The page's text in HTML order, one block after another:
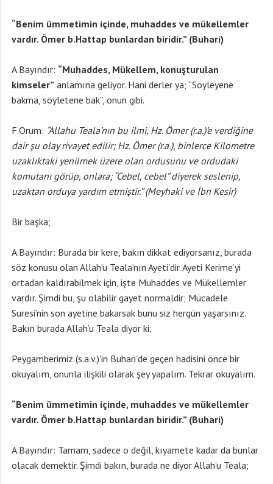
“Benim ümmetimin içinde, muhaddes ve mükellemler
vardır. Ömer b.Hattap bunlardan biridir.” (Buhari)
A.Bayındır: “Muhaddes, Mükellem, konuşturulan
kimseler” anlamına geliyor. Hani derler ya; “Söyleyene
bakma, söyletene bak”, onun gibi.
F.Orum: “Allahu Teala’nın bu ilmi, Hz. Ömer (r.a.)’e verdiğine
dair şu olay rivayet edilir; Hz. Ömer (r.a.), binlerce Kilometre
uzaklıktaki yenilmek üzere olan ordusunu ve ordudaki
komutanı görüp, onlara; “Cebel, cebel” diyerek seslenip,
uzaktan orduya yardım etmiştir.” (Meyhaki ve İbn Kesir)
Bir başka;
A.Bayındır: Burada bir kere, bakın dikkat ediyorsanız, burada
söz konusu olan Allah’u Teala’nın Ayeti’dir. Ayeti Kerime’yi
ortadan kaldırabilmek için, işte Muhaddes ve Mükellemler
vardır. Şimdi bu, şu olabilir gayet normaldir; Mücadele
Suresi’nin son ayetine bakarsak bunu siz hergün yaşarsınız.
Bakın burada Allah’u Teala diyor ki;
Peygamberimiz (s.a.v.)’in Buhari’de geçen hadisini önce bir
okuyalım, onunla ilişkili olarak şey yapalım. Tekrar okuyalım.
“Benim ümmetimin içinde, muhaddes ve mükellemler
vardır. Ömer b.Hattap bunlardan biridir.” (Buhari)
A.Bayındır: Tamam, sadece o değil, kıyamete kadar da bunlar
olacak demektir. Şimdi bakın, burada ne diyor Allah’u Teala;